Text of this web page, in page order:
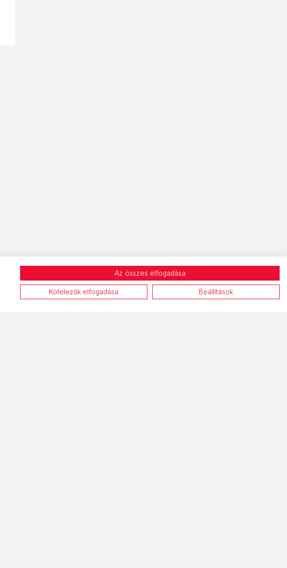
Az összes elfogadása
Kötelezők elfogadása Beállítások